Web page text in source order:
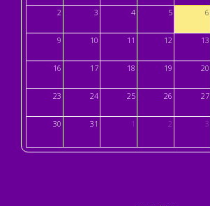
2 3 4 5 6
9 10 11 12 13
16 17 18 19 20
23 24 25 26 27
30 31 1 2 3